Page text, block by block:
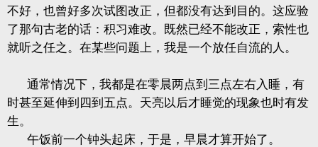
不好，也曾好多次试图改正，但都没有达到目的。这应验
了那句古老的话：积习难改。既然已经不能改正，索性也
就听之任之。在某些问题上，我是一个放任自流的人。
通常情况下，我都是在零晨两点到三点左右入睡，有
时甚至延伸到四到五点。天亮以后才睡觉的现象也时有发
生。
午饭前一个钟头起床，于是，早晨才算开始了。